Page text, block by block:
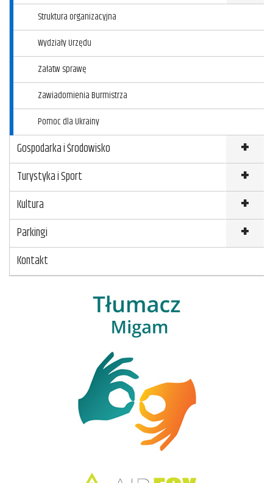
Struktura organizacyjna
Wydziały Urzędu
Załatw sprawę
Zawiadomienia Burmistrza
Pomoc dla Ukrainy
Gospodarka i Środowisko
Turystyka i Sport
Kultura
Parkingi
Kontakt